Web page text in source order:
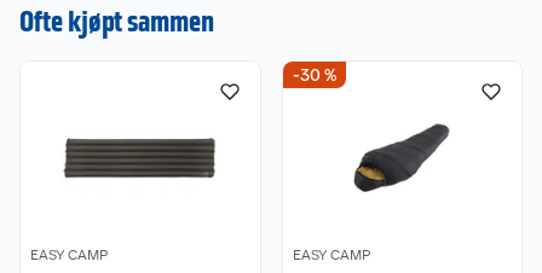
Bruker: Dame og herre
Volum (liter): 40
Vekt (kg): 1,7 kg (1725 gram)
Integrert regntrekk: Ja
Tilrettelagt for drikkesystem: Ja
Refleksdetaljer: Nei
dagsturer,
familieturer og
Ofte kjøpt sammen
EASY CAMP
-30 %
EASY CAMP